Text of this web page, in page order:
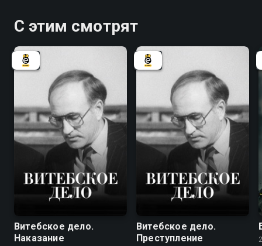
С этим смотрят
Витебское дело.
Наказание
Витебское дело.
Преступление